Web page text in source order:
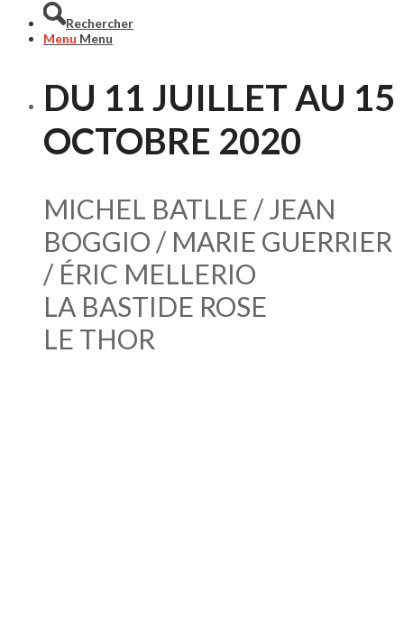
Rechercher
Menu Menu
DU 11 JUILLET AU 15
OCTOBRE 2020
MICHEL BATLLE / JEAN
BOGGIO / MARIE GUERRIER
/ ÉRIC MELLERIO
LA BASTIDE ROSE
LE THOR